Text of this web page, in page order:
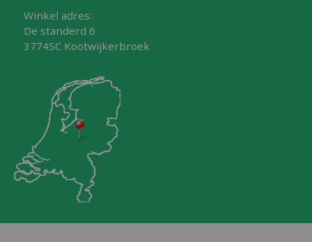
Winkel adres:
De standerd 6
3774SC Kootwijkerbroek